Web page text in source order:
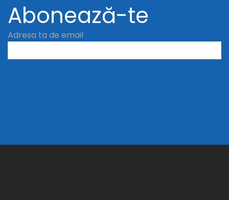
Abonează-te
Adresa ta de email